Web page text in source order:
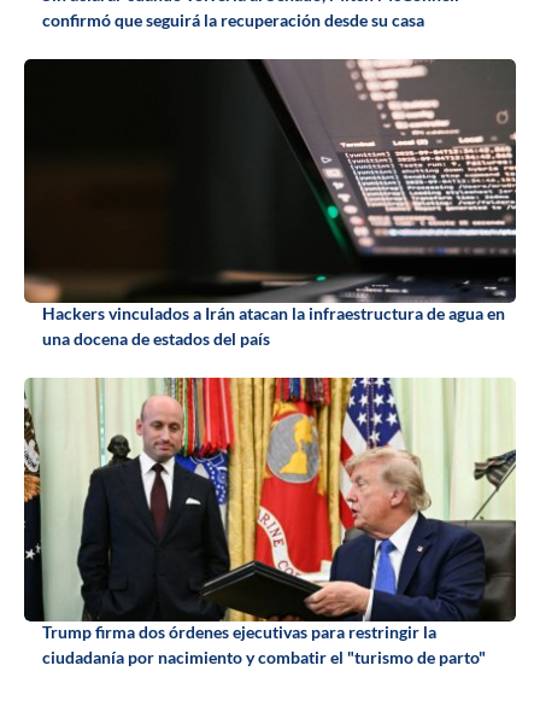
confirmó que seguirá la recuperación desde su casa
Hackers vinculados a Irán atacan la infraestructura de agua en
una docena de estados del país
Trump firma dos órdenes ejecutivas para restringir la
ciudadanía por nacimiento y combatir el "turismo de parto"